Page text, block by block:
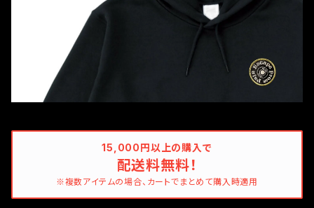
15,000円以上の購入で
配送料無料！
※複数アイテムの場合、カートでまとめて購入時適用